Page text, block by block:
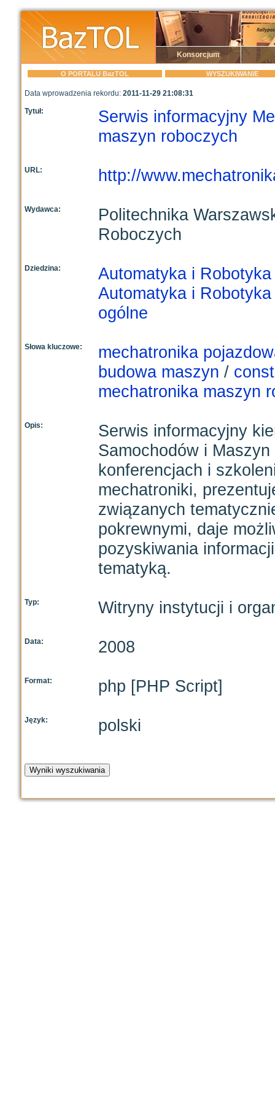
Konsorcjum
O PORTALU BazTOL WYSZUKIWANIE
Data wprowadzenia rekordu: 2011-11-29 21:08:31
Tytuł:
Serwis informacyjny
maszyn roboczych
URL: http://
Wydawca:
Politechnika
Roboczych
Dziedzina: Automatyka i Robotyka
Automatyka i Robotyka
ogólne
Słowa kluczowe:
mechatronika
budowa maszyn /
mechatronika maszyn
Opis:
Serwis informacyjny
Samochodów i
konferencjach i
mechatroniki,
związanych
pokrewnymi, daje
pozyskiwania
tematyką.
Typ: Witryny instytucji i
Data: 2008
Format: php [PHP Script]
Język: polski